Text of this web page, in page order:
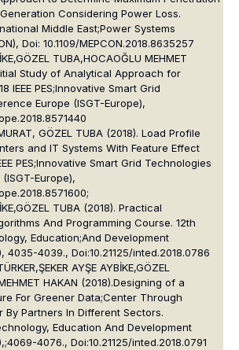
Considering Power Loss.
Middle East;Power Systems
Doi: 10.1109/MEPCON.2018.8635257
TUBA,HOCAOĞLU MEHMET
Study of Analytical Approach for
IEEE PES;Innovative Smart Grid
Europe (ISGT-Europe),
GÖZEL TUBA (2018). Load Profile
and IT Systems With Feature Effect
PES;Innovative Smart Grid Technologies
Europe),
TUBA (2018). Practical
And Programming Course. 12th
Education;And Development
4035-4039., Doi:10.21125/inted.2018.0786
AYŞE AYBİKE,GÖZEL
HAKAN (2018).Designing of a
For Greener Data;Center Through
By Partners In Different Sectors.
Education And Development
4076., Doi:10.21125/inted.2018.0791